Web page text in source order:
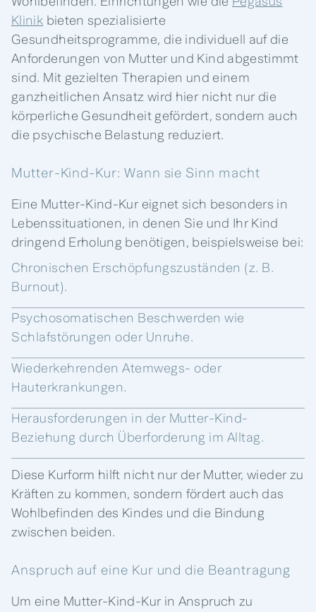
Klinik bieten spezialisierte
Gesundheitsprogramme, die individuell auf die
Anforderungen von Mutter und Kind abgestimmt
sind. Mit gezielten Therapien und einem
ganzheitlichen Ansatz wird hier nicht nur die
körperliche Gesundheit gefördert, sondern auch
die psychische Belastung reduziert.
Mutter-Kind-Kur: Wann sie Sinn macht
Eine Mutter-Kind-Kur eignet sich besonders in
Lebenssituationen, in denen Sie und Ihr Kind
dringend Erholung benötigen, beispielsweise bei:
Chronischen Erschöpfungszuständen (z. B.
Burnout).
Psychosomatischen Beschwerden wie
Schlafstörungen oder Unruhe.
Wiederkehrenden Atemwegs- oder
Hauterkrankungen.
Herausforderungen in der Mutter-Kind-
Beziehung durch Überforderung im Alltag.
Diese Kurform hilft nicht nur der Mutter, wieder zu
Kräften zu kommen, sondern fördert auch das
Wohlbefinden des Kindes und die Bindung
zwischen beiden.
Anspruch auf eine Kur und die Beantragung
Um eine Mutter-Kind-Kur in Anspruch zu